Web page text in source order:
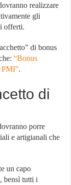
realizzare
gli
offerti.
di bonus
“Bonus
PMI”.
di
porre
e artigianali che
un capo
bensì tutti i